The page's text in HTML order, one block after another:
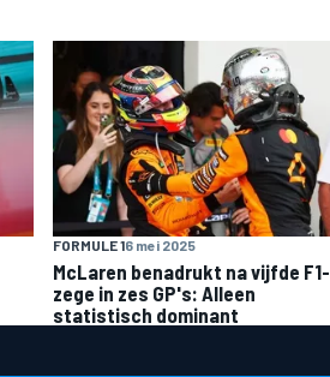
FORMULE 16 mei 2025
McLaren benadrukt na vijfde F1-
zege in zes GP's: Alleen
statistisch dominant